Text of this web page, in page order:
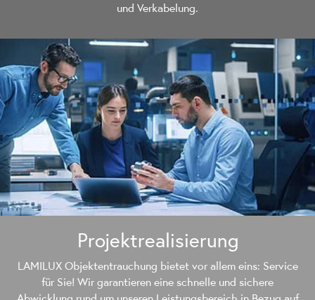
und Verkabelung.
Projekt­realisierung
LAMILUX Objektentrauchung bietet vor allem eins: Service
für Sie! Wir garantieren eine schnelle und sichere